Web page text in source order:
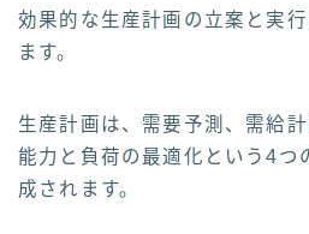
効果的な生産計画の立案と実
ます。
生産計画は、需要予測、需給
能力と負荷の最適化という4つ
成されます。